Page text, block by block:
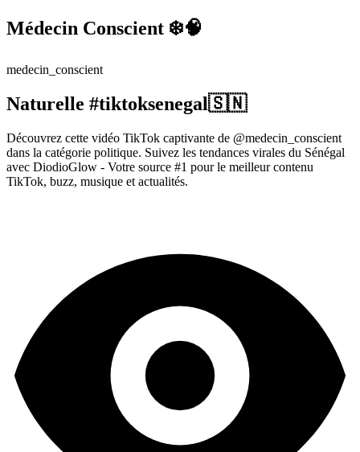
Médecin Conscient ❄️🧠
medecin_conscient
Naturelle #tiktoksenegal🇸🇳
Découvrez cette vidéo TikTok captivante de @medecin_conscient
dans la catégorie politique. Suivez les tendances virales du Sénégal
avec DiodioGlow - Votre source #1 pour le meilleur contenu
TikTok, buzz, musique et actualités.